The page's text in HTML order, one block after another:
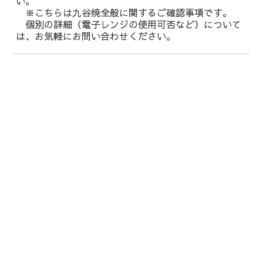
※こちらは九谷焼全般に関するご確認事項です。
個別の詳細（電子レンジの使用可否など）について
は、お気軽にお問い合わせください。